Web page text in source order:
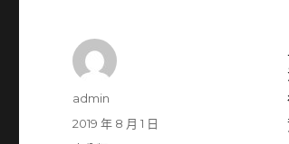
作
admin
發
2019 年 8 月 1 日